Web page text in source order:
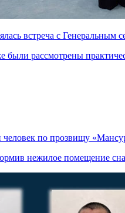
встреча с
были рассмотрены
по прозвищу
нежилое помещение